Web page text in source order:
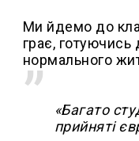
Ми йдемо до
грає,
нормального
«Багато
прийняті